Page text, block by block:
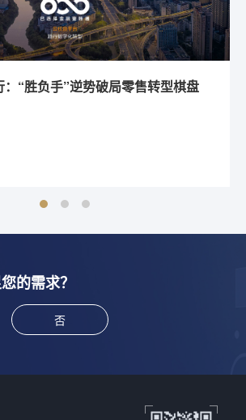
“胜负手”逆势破局零售转型棋盘
的需求？
否